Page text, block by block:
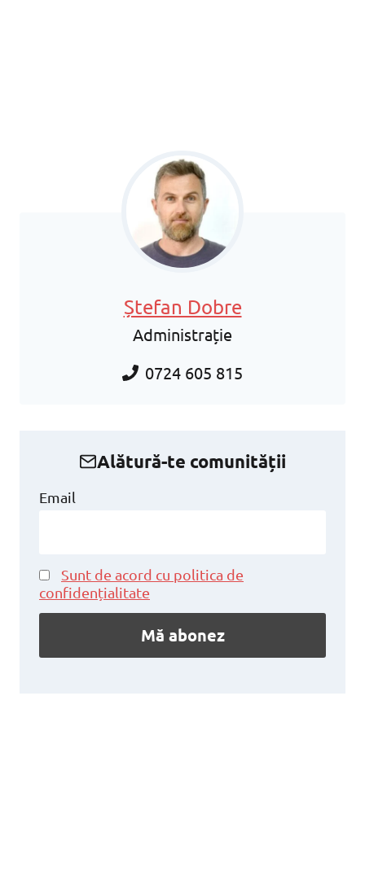
Ștefan Dobre
Administrație
0724 605 815
Alătură-te comunității
Email
Sunt de acord cu politica de
confidențialitate